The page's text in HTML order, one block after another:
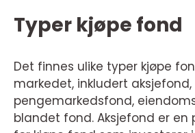
Typer kjøpe fond
Det finnes ulike typer kjøpe
markedet, inkludert
pengemarkedsfond,
blandet fond. Aksjefond er